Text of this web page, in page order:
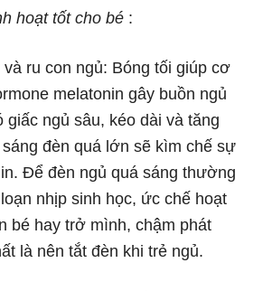
hoạt tốt cho bé :
ru con ngủ: Bóng tối giúp cơ
melatonin gây buồn ngủ
giấc ngủ sâu, kéo dài và tăng
đèn quá lớn sẽ kìm chế sự
Để đèn ngủ quá sáng thường
nhịp sinh học, ức chế hoạt
bé hay trở mình, chậm phát
là nên tắt đèn khi trẻ ngủ.